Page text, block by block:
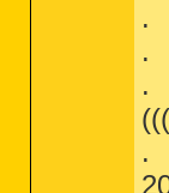
.
.
.
.